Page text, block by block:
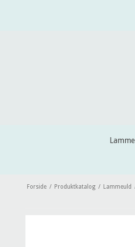
Forside / Produktkatalog / Lammeuld